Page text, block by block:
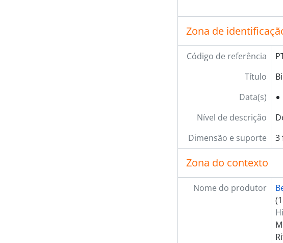
[Secção] E -
[Secção] F -
[Secção] G -
[Secção] H -
[Secção] I -
[Secção] L -
Zona de
Código de referência
Título
Data(s)
Nível de descrição
Dimensão e suporte
3
Zona do contexto
Nome do produtor